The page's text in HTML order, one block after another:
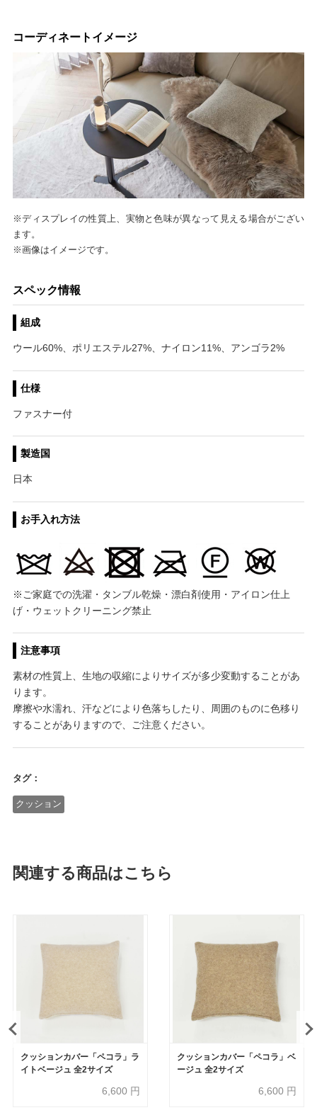
コーディネートイメージ
※ディスプレイの性質上、実物と色味が異なって見える場合がござい
ます。
※画像はイメージです。
スペック情報
組成
ウール60%、ポリエステル27%、ナイロン11%、アンゴラ2%
仕様
ファスナー付
製造国
日本
お手入れ方法
※ご家庭での洗濯・タンブル乾燥・漂白剤使用・アイロン仕上
げ・ウェットクリーニング禁止
注意事項
素材の性質上、生地の収縮によりサイズが多少変動することがあ
ります。
摩擦や水濡れ、汗などにより色落ちしたり、周囲のものに色移り
することがありますので、ご注意ください。
タグ：
クッション
関連する商品はこちら
クッションカバー「ペコラ」ラ
イトベージュ 全2サイズ
6,600 円
クッションカバー「ペコラ」ベ
ージュ 全2サイズ
6,600 円